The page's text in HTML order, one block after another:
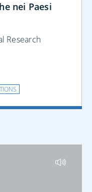
nei Paesi
Research